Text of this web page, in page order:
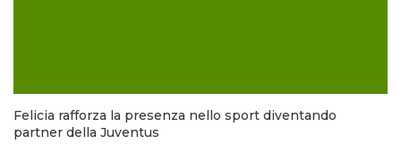
Felicia rafforza la presenza nello sport diventando
partner della Juventus